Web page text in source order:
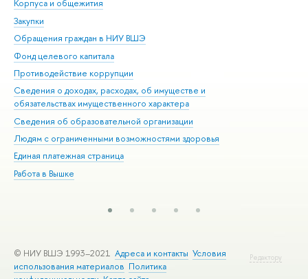
Корпуса и общежития
Закупки
Обращения граждан в НИУ ВШЭ
Фонд целевого капитала
Противодействие коррупции
Сведения о доходах, расходах, об имуществе и
обязательствах имущественного характера
Сведения об образовательной организации
Людям с ограниченными возможностями здоровья
Единая платежная страница
Работа в Вышке
Редактору
© НИУ ВШЭ 1993–2021 Адреса и контакты Условия
использования материалов Политика